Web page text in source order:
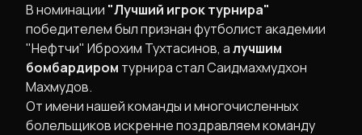
​В номинации "Лучший игрок турнира"
победителем был признан футболист академии
"Нефтчи" Иброхим Тухтасинов, алучшим
бомбардиром турнира стал Саидмахмудхон
Махмудов.
​От имени нашей команды и многочисленных
болельщиков искренне поздравляем команду